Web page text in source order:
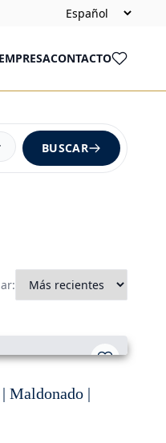
EMPRESACONTACTO
BUSCAR
Maldonado |